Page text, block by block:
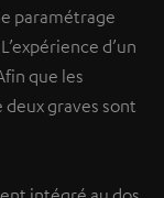
paramétrage
d’un
que les
graves sont